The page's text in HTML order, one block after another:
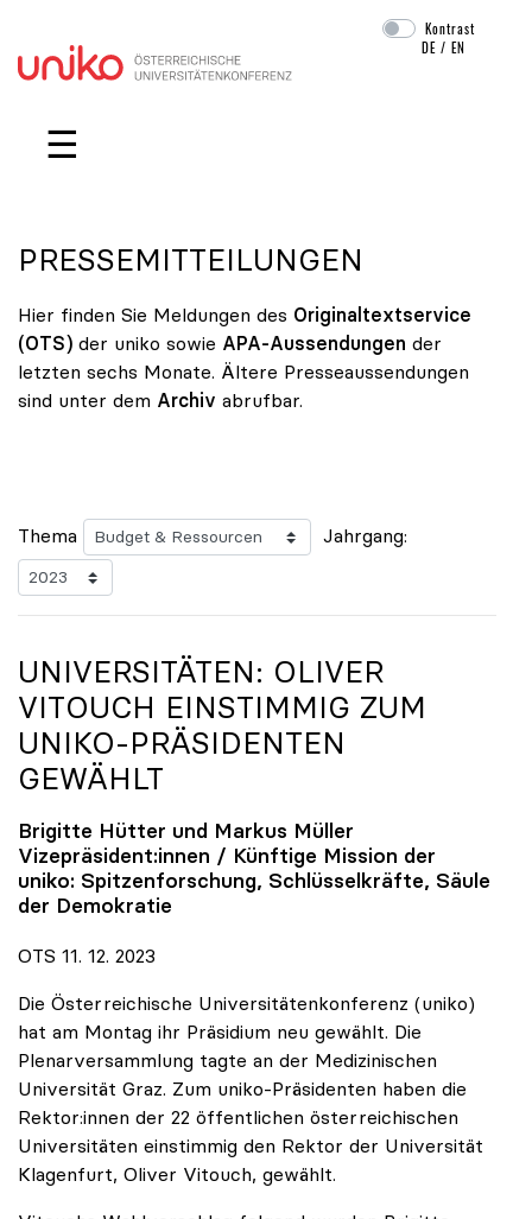
Navigation überspringen
Kontrast
DE /EN
☰
PRESSEMITTEILUNGEN
Hier finden Sie Meldungen des Originaltextservice
(OTS) der uniko sowie APA-Aussendungen der
letzten sechs Monate. Ältere Presseaussendungen
sind unter dem Archiv abrufbar.
Thema Jahrgang:
UNIVERSITÄTEN: OLIVER
VITOUCH EINSTIMMIG ZUM
UNIKO-PRÄSIDENTEN
GEWÄHLT
Brigitte Hütter und Markus Müller
Vizepräsident:innen / Künftige Mission der
uniko: Spitzenforschung, Schlüsselkräfte, Säule
der Demokratie
OTS 11. 12. 2023
Die Österreichische Universitätenkonferenz (uniko)
hat am Montag ihr Präsidium neu gewählt. Die
Plenarversammlung tagte an der Medizinischen
Universität Graz. Zum uniko-Präsidenten haben die
Rektor:innen der 22 öffentlichen österreichischen
Universitäten einstimmig den Rektor der Universität
Klagenfurt, Oliver Vitouch, gewählt.